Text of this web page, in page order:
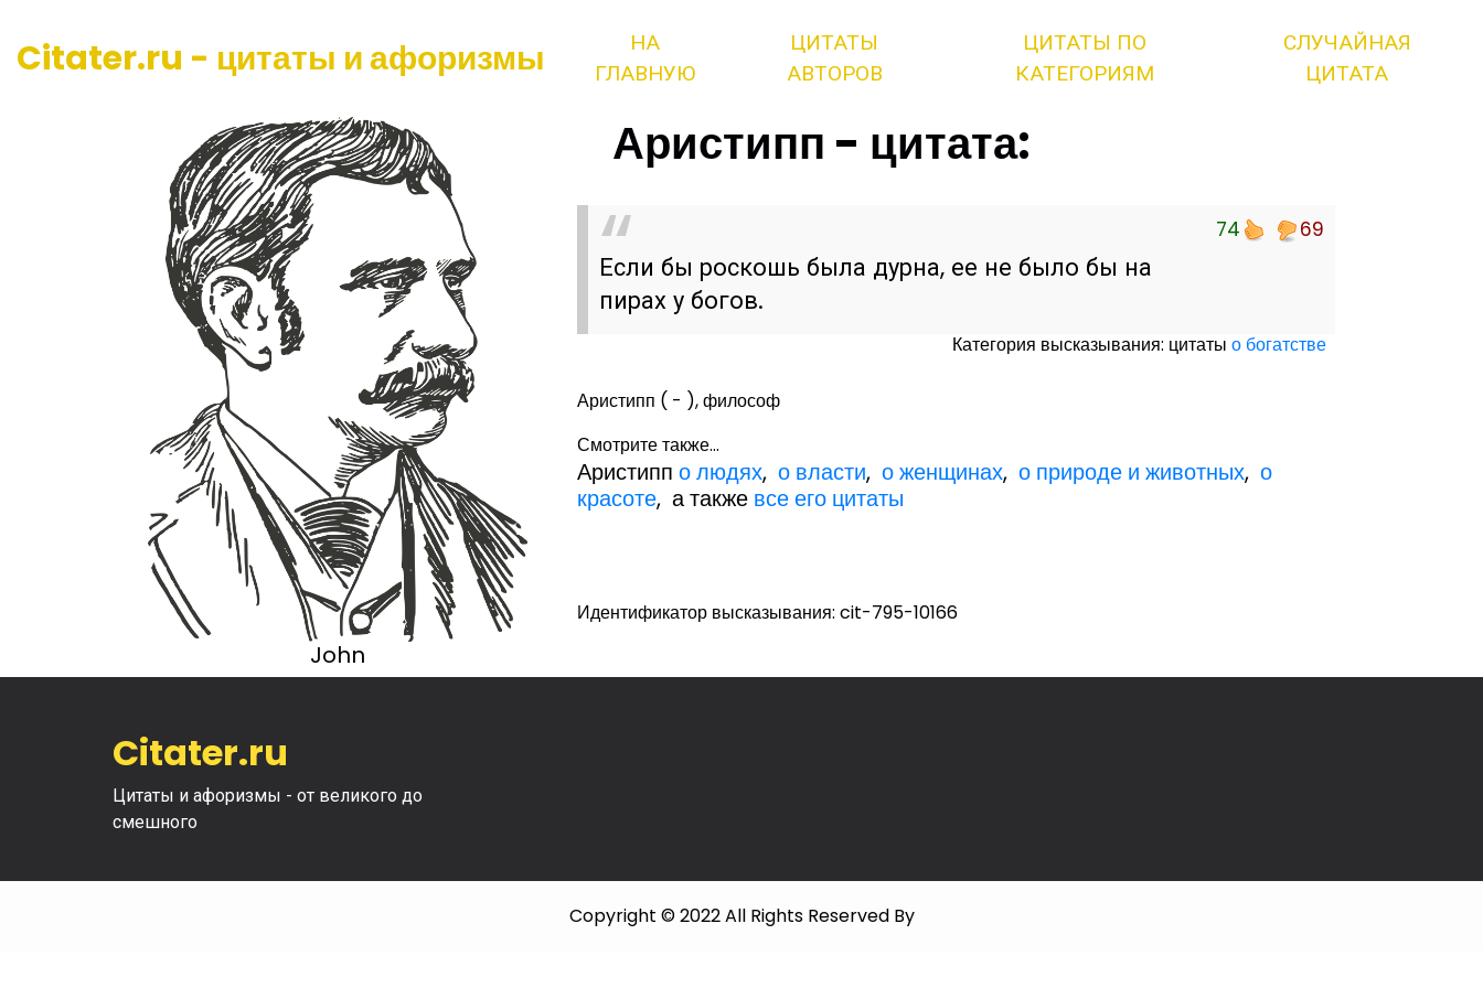
Citater.ru - цитаты и афоризмы
НА
ГЛАВНУЮ
ЦИТАТЫ
АВТОРОВ
ЦИТАТЫ ПО
КАТЕГОРИЯМ
СЛУЧАЙНАЯ
ЦИТАТА
John
Аристипп - цитата:
74 69
Если бы роскошь была дурна, ее не было бы на
пирах у богов.
Категория высказывания: цитаты о богатстве
Аристипп ( - ), философ
Смотрите также...
Аристиппо людях,о власти,о женщинах,о природе и животных,о
красоте, а также все его цитаты
Идентификатор высказывания: cit-795-10166
Citater.ru
Цитаты и афоризмы - от великого до
смешного
Copyright © 2022 All Rights Reserved By